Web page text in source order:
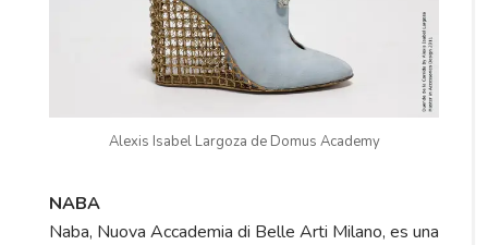
Alexis Isabel Largoza de Domus Academy
NABA
Naba, Nuova Accademia di Belle Arti Milano, es una